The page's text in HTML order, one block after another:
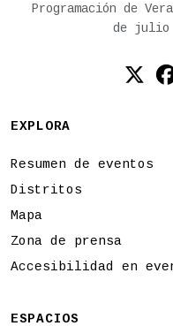
Programación de
de julio
EXPLORA
Resumen de eventos
Distritos
Mapa
Zona de prensa
Accesibilidad en
ESPACIOS